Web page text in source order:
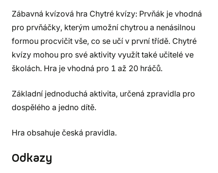
Zábavná kvízová hra Chytré kvízy: Prvňák je vhodná
pro prvňáčky, kterým umožní chytrou a nenásilnou
formou procvičit vše, co se učí v první třídě. Chytré
kvízy mohou pro své aktivity využít také učitelé ve
školách. Hra je vhodná pro 1 až 20 hráčů.
Základní jednoduchá aktivita, určená zpravidla pro
dospělého a jedno dítě.
Hra obsahuje česká pravidla.
Odkazy